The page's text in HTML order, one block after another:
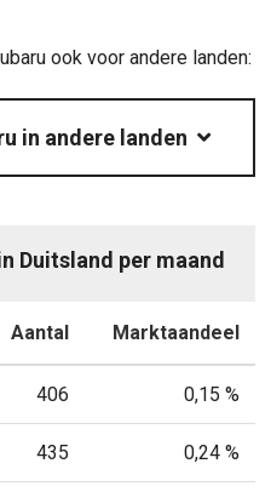
ook voor andere landen:
in andere landen
Duitsland per maand
Aantal Marktaandeel
406 0,15 %
435 0,24 %